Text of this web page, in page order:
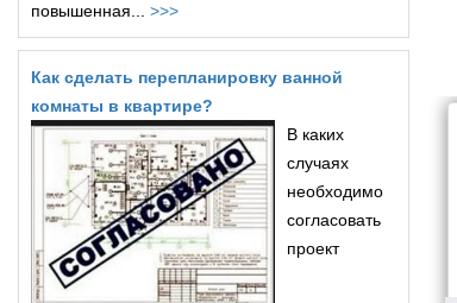
58907
повышенная... >>>
Как сделать перепланировку ванной
комнаты в квартире?
В каких
случаях
необходимо
согласовать
проект